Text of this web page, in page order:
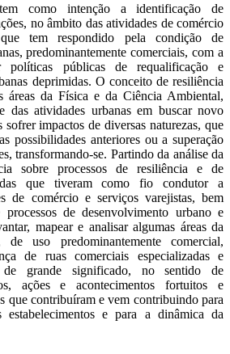
como intenção a identificação de
no âmbito das atividades de comércio
tem respondido pela condição de
predominantemente comerciais, com a
políticas públicas de requalificação e
deprimidas. O conceito de resiliência
áreas da Física e da Ciência Ambiental,
das atividades urbanas em buscar novo
impactos de diversas naturezas, que
possibilidades anteriores ou a superação
transformando-se. Partindo da análise da
sobre processos de resiliência e de
que tiveram como fio condutor a
de comércio e serviços varejistas, bem
de desenvolvimento urbano e
mapear e analisar algumas áreas da
uso predominantemente comercial,
de ruas comerciais especializadas e
de grande significado, no sentido de
ações e acontecimentos fortuitos e
que contribuíram e vem contribuindo para
e para a dinâmica da